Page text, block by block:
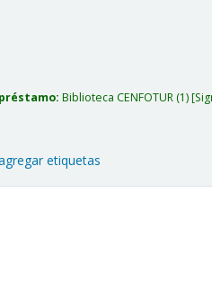
Biblioteca CENFOTUR (1)
etiquetas